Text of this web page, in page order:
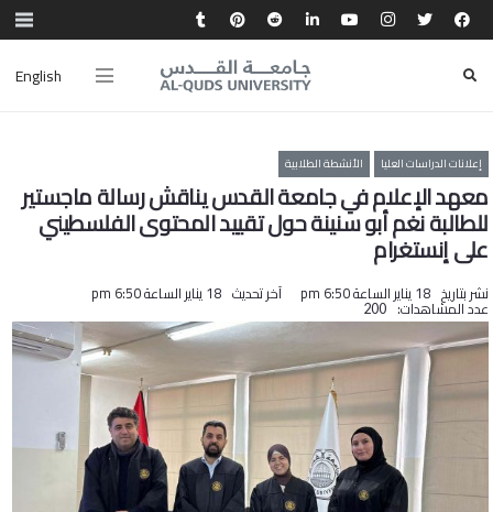
English
إعلانات الدراسات العليا الأنشطة الطلابية
معهد الإعلام في جامعة القدس يناقش رسالة ماجستير
للطالبة نغم أبو سنينة حول تقييد المحتوى الفلسطيني
على إنستغرام
نشر بتاريخ 18 يناير الساعة 6:50 pm آخر تحديث 18 يناير الساعة 6:50 pm
عدد المشاهدات: 200